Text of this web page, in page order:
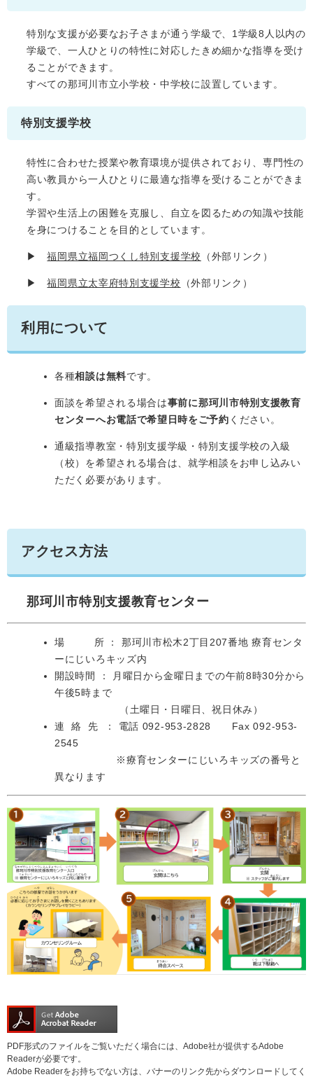
特別な支援が必要なお子さまが通う学級で、1学級8人以内の
学級で、一人ひとりの特性に対応したきめ細かな指導を受け
ることができます。
すべての那珂川市立小学校・中学校に設置しています。
特別支援学校
特性に合わせた授業や教育環境が提供されており、専門性の
高い教員から一人ひとりに最適な指導を受けることができま
す。
学習や生活上の困難を克服し、自立を図るための知識や技能
を身につけることを目的としています。
▶福岡県立福岡つくし特別支援学校 （外部リンク）
▶福岡県立太宰府特別支援学校 （外部リンク）
利用について
各種相談は無料です。
面談を希望される場合は事前に那珂川市特別支援教育
センターへお電話で希望日時をご予約 ください。
通級指導教室・特別支援学級・特別支援学校の入級
（校）を希望される場合は、就学相談をお申し込みい
ただく必要があります。
アクセス方法
那珂川市特別支援教育センター
場 所 ： 那珂川市松木2丁目207番地 療育センタ
ーにじいろキッズ内
開設時間 ： 月曜日から金曜日までの午前8時30分から
午後5時まで
（土曜日・日曜日、祝日休み）
連 絡 先 ： 電話 092-953-2828 Fax 092-953-
2545
※療育センターにじいろキッズの番号と
異なります
PDF形式のファイルをご覧いただく場合には、Adobe社が提供するAdobe
Readerが必要です。
Adobe Readerをお持ちでない方は、バナーのリンク先からダウンロードしてく